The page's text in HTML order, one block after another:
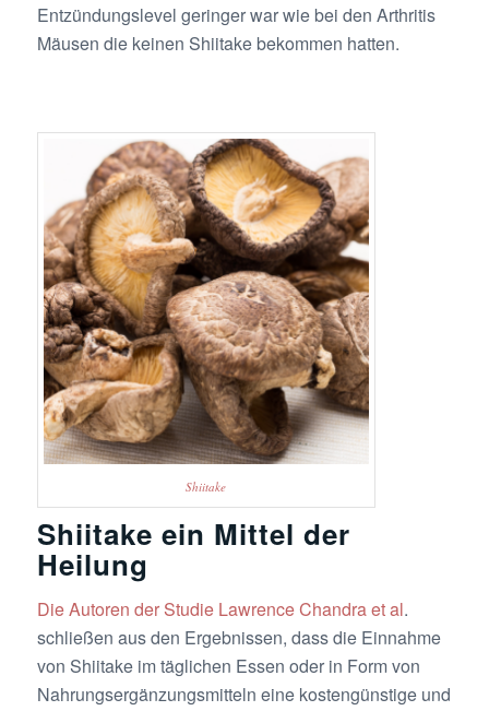
Entzündungslevel geringer war wie bei den Arthritis
Mäusen die keinen Shiitake bekommen hatten.
Shiitake
Shiitake ein Mittel der
Heilung
Die Autoren der Studie Lawrence Chandra et al.
schließen aus den Ergebnissen, dass die Einnahme
von Shiitake im täglichen Essen oder in Form von
Nahrungsergänzungsmitteln eine kostengünstige und